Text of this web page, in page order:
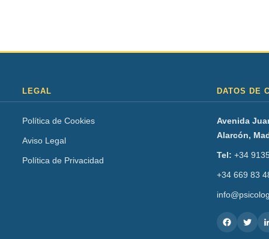
LEGAL
Política de Cookies
Aviso Legal
Política de Privacidad
DATOS DE
Avenida
Alarcón,
Tel: +34
+34 669 83